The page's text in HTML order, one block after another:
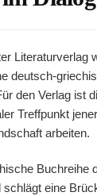
Literaturverlag
deutsch-
den Verlag ist
Treffpunkt
arbeiten.
Buchreihe
schlägt eine